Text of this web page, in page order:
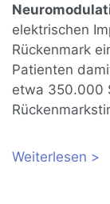
elektrischen
Rückenmark
Patienten
etwa 350.000
Weiterlesen